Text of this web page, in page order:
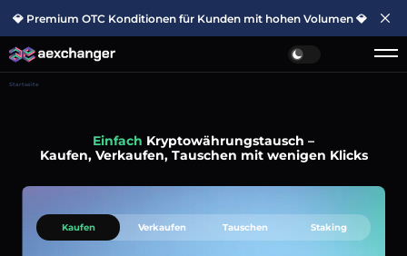
💎 Premium OTC Konditionen für Kunden mit hohen Volumen 💎
Startseite
Einfach Kryptowährungstausch –
Kaufen, Verkaufen, Tauschen mit wenigen Klicks
Kaufen Verkaufen Tauschen Staking